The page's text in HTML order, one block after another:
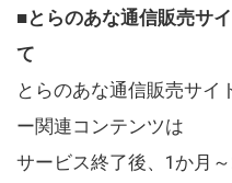
■とらのあな通信販売サ
て
とらのあな通信販売サイ
ー関連コンテンツは
サービス終了後、1か月